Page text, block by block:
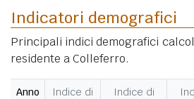
Indicatori demografici
Principali indici demografici
residente a Colleferro.
Anno
Indice di
Indice di